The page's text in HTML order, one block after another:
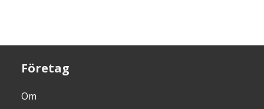
Företag
Om